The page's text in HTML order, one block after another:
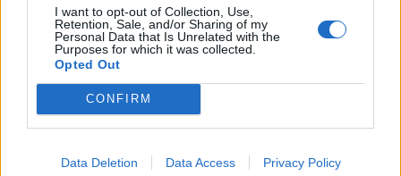
I want to opt-out of Collection, Use,
Retention, Sale, and/or Sharing of my
Personal Data that Is Unrelated with the
Purposes for which it was collected.
Opted Out
CONFIRM
Data Deletion Data Access Privacy Policy